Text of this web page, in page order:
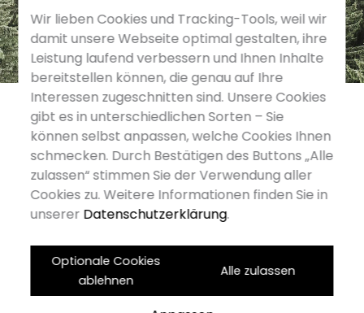
Wir lieben Cookies und Tracking-Tools, weil wir
damit unsere Webseite optimal gestalten, ihre
Leistung laufend verbessern und Ihnen Inhalte
bereitstellen können, die genau auf Ihre
Interessen zugeschnitten sind. Unsere Cookies
gibt es in unterschiedlichen Sorten – Sie
können selbst anpassen, welche Cookies Ihnen
schmecken. Durch Bestätigen des Buttons „Alle
zulassen“ stimmen Sie der Verwendung aller
Cookies zu. Weitere Informationen finden Sie in
unserer Datenschutzerklärung.
Optionale Cookies
ablehnen
Alle zulassen
24. September 2019
Die avenit-Familie wächst weiter
Unser Digital Marketing Team wächst weiter. Wir
freuen uns, dass Jessica und Lena das Team ab
sofort tatkräftig unterstützen.
Seit Anfang August dürfen wir
Jessica Kupferer
zu unserem Digital Marketing Team zählen. Als